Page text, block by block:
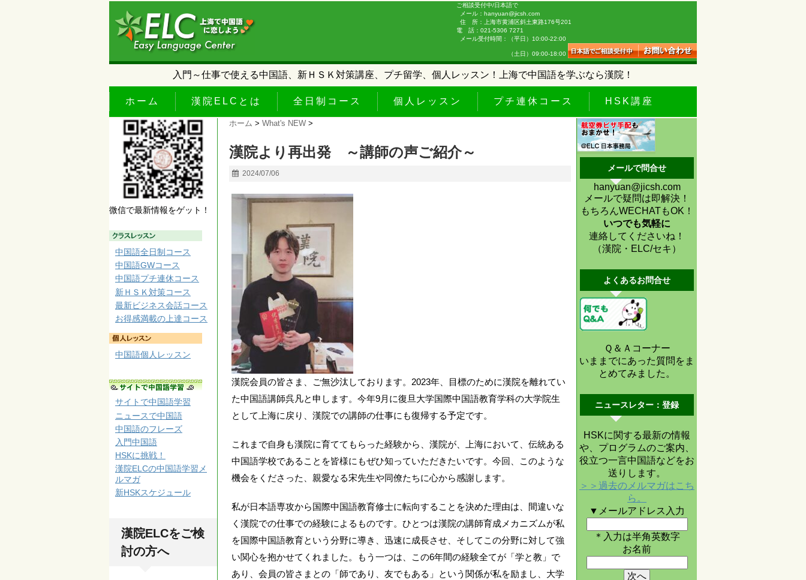
ご相談受付中/日本語で
メール：hanyuan@jicsh.com
住 所：上海市黄浦区斜土東路176号201
電 話：021-5306 7271
メール受付時間：（平日）10:00-22:00
（土日）09:00-18:00
入門～仕事で使える中国語、新ＨＳＫ対策講座、プチ留学、個人レッスン！上海で中国語を学ぶなら漢院！
ホーム 漢院ELCとは 全日制コース 個人レッスン プチ連休コース HSK講座
ホーム > What's NEW >
漢院より再出発 ～講師の声ご紹介～
2024/07/06
漢院会員の皆さま、ご無沙汰しております。2023年、目標のために漢院を離れてい
た中国語講師呉凡と申します。今年9月に復旦大学国際中国語教育学科の大学院生
として上海に戻り、漢院での講師の仕事にも復帰する予定です。
これまで自身も漢院に育ててもらった経験から、漢院が、上海において、伝統ある
中国語学校であることを皆様にもぜひ知っていただきたいです。今回、このような
機会をくださった、親愛なる宋先生や同僚たちに心から感謝します。
私が日本語専攻から国際中国語教育修士に転向することを決めた理由は、間違いな
く漢院での仕事での経験によるものです。ひとつは漢院の講師育成メカニズムが私
を国際中国語教育という分野に導き、迅速に成長させ、そしてこの分野に対して強
い関心を抱かせてくれました。もう一つは、この6年間の経験全てが「学と教」で
あり、会員の皆さまとの「師であり、友でもある」という関係が私を励まし、大学
メールで問合せ
hanyuan@jicsh.com
メールで疑問は即解決！
もちろんWECHATもOK！
いつでも気軽に
連絡してくださいね！
（漢院・ELC/セキ）
よくあるお問合せ
Ｑ＆Ａコーナー
いままでにあった質問をま
とめてみました。
ニュースレター：登録
HSKに関する最新の情報
や、プログラムのご案内、
役立つ一言中国語などをお
送りします。
＞＞過去のメルマガはこち
ら。
▼メールアドレス入力
＊入力は半角英数字
お名前
微信で最新情報をゲット！
中国語全日制コース
中国語GWコース
中国語プチ連休コース
新ＨＳＫ対策コース
最新ビジネス会話コース
お得感満載の上達コース
中国語個人レッスン
サイトで中国語学習
ニュースで中国語
中国語のフレーズ
入門中国語
HSKに挑戦！
漢院ELCの中国語学習メ
ルマガ
新HSKスケジュール
漢院ELCをご検
討の方へ